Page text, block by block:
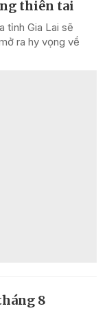
thiên tai
tỉnh Gia Lai sẽ
ra hy vọng về
8